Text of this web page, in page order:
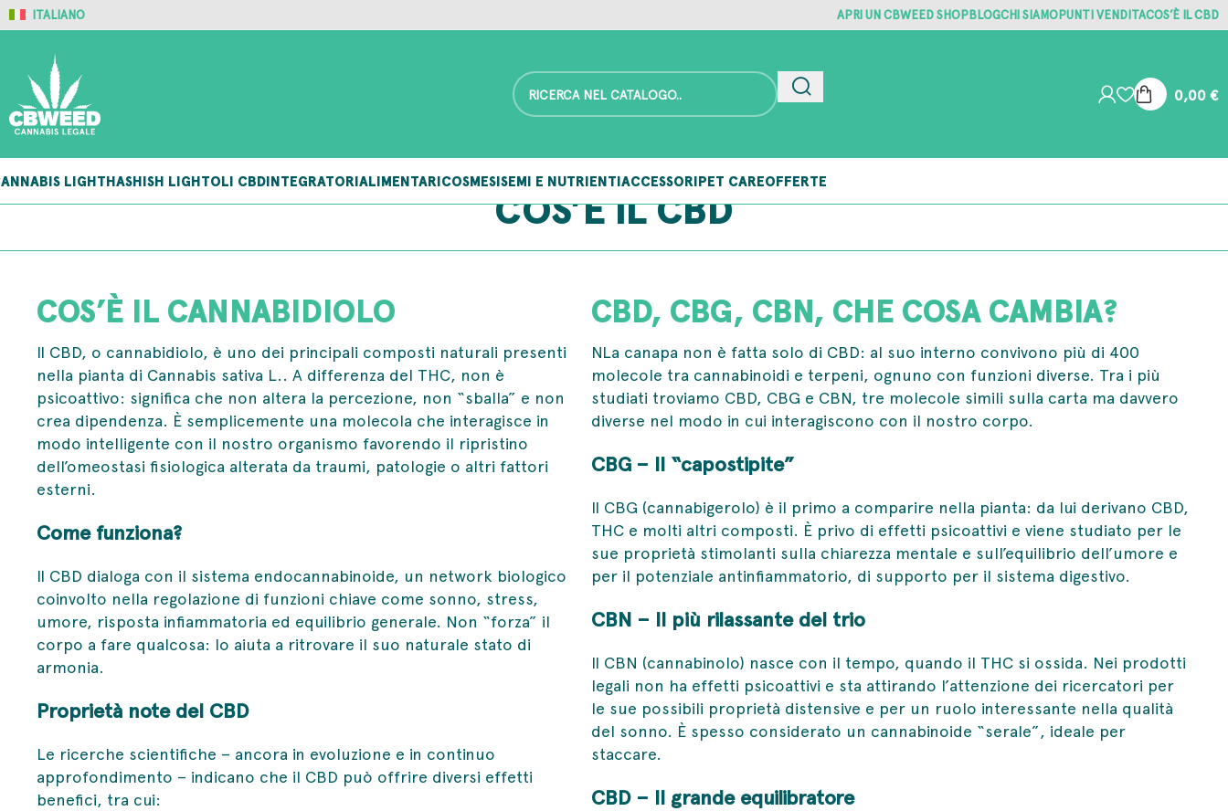
ITALIANO APRI UN CBWEED SHOPBLOGCHI SIAMOPUNTI VENDITACOS’È IL CBD
0,00€
LIGHTHASHISH LIGHTOLI CBDINTEGRATORIALIMENTARICOSMESISEMI E NUTRIENTIACCESSORIPET CAREOFFERTE
COS’È IL CBD
COS’È IL CANNABIDIOLO
Il CBD, o cannabidiolo, è uno dei principali composti naturali presenti
nella pianta di Cannabis sativa L.. A differenza del THC, non è
psicoattivo: significa che non altera la percezione, non “sballa” e non
crea dipendenza. È semplicemente una molecola che interagisce in
modo intelligente con il nostro organismo favorendo il ripristino
dell’omeostasi fisiologica alterata da traumi, patologie o altri fattori
esterni.
Come funziona?
Il CBD dialoga con il sistema endocannabinoide, un network biologico
coinvolto nella regolazione di funzioni chiave come sonno, stress,
umore, risposta infiammatoria ed equilibrio generale. Non “forza” il
corpo a fare qualcosa: lo aiuta a ritrovare il suo naturale stato di
armonia.
Proprietà note del CBD
Le ricerche scientifiche – ancora in evoluzione e in continuo
approfondimento – indicano che il CBD può offrire diversi effetti
benefici, tra cui:
CBD, CBG, CBN, CHE COSA CAMBIA?
NLa canapa non è fatta solo di CBD: al suo interno convivono più di 400
molecole tra cannabinoidi e terpeni, ognuno con funzioni diverse. Tra i più
studiati troviamo CBD, CBG e CBN, tre molecole simili sulla carta ma davvero
diverse nel modo in cui interagiscono con il nostro corpo.
CBG – Il “capostipite”
Il CBG (cannabigerolo) è il primo a comparire nella pianta: da lui derivano CBD,
THC e molti altri composti. È privo di effetti psicoattivi e viene studiato per le
sue proprietà stimolanti sulla chiarezza mentale e sull’equilibrio dell’umore e
per il potenziale antinfiammatorio, di supporto per il sistema digestivo.
CBN – Il più rilassante del trio
Il CBN (cannabinolo) nasce con il tempo, quando il THC si ossida. Nei prodotti
legali non ha effetti psicoattivi e sta attirando l’attenzione dei ricercatori per
le sue possibili proprietà distensive e per un ruolo interessante nella qualità
del sonno. È spesso considerato un cannabinoide “serale”, ideale per
staccare.
CBD – Il grande equilibratore